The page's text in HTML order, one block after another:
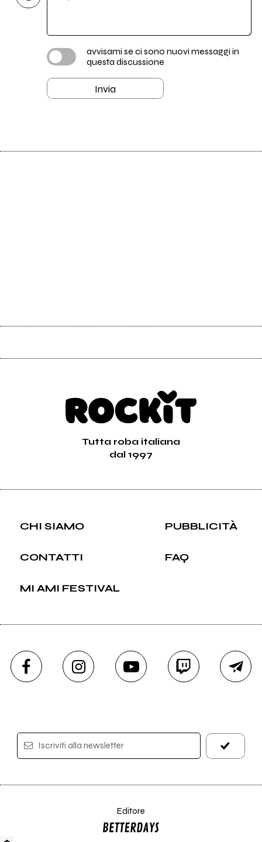
avvisami se ci sono nuovi messaggi in
questa discussione
Invia
Tutta roba italiana
dal 1997
CHI SIAMO PUBBLICITÀ
CONTATTI FAQ
MI AMI FESTIVAL
Iscriviti alla newsletter
Editore